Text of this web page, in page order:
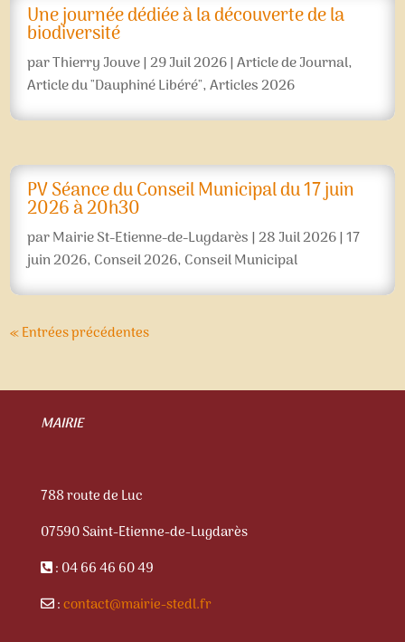
Une journée dédiée à la découverte de la
biodiversité
parThierry Jouve|29 Juil 2026|Article de Journal,
Article du "Dauphiné Libéré",Articles 2026
PV Séance du Conseil Municipal du 17 juin
2026 à 20h30
parMairie St-Etienne-de-Lugdarès|28 Juil 2026|17
juin 2026, Conseil 2026, Conseil Municipal
« Entrées précédentes
MAIRIE
788 route de Luc
07590 Saint-Etienne-de-Lugdarès
: 04 66 46 60 49
:contact@mairie-stedl.fr